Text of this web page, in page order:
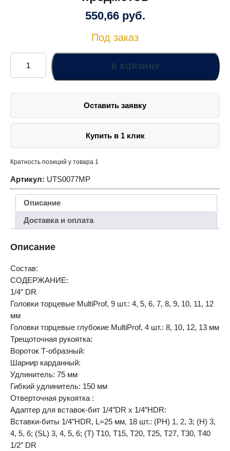
550,66 руб.
Под заказ
Количество
товара
UTS0077MP
Набор
универсальный
головками
предметов
В КОРЗИНУ
Оставить заявку
Купить в 1 клик
Кратность позиций у товара 1
Артикул: UTS0077MP
Описание
Доставка и оплата
Описание
Состав:
СОДЕРЖАНИЕ:
1/4″ DR
Головки торцевые MultiProf, 9 шт.: 4, 5, 6, 7, 8, 9, 10, 11, 12
мм
Головки торцевые глубокие MultiProf, 4 шт.: 8, 10, 12, 13 мм
Трещоточная рукоятка:
Вороток Т-образный:
Шарнир карданный:
Удлинитель: 75 мм
Гибкий удлинитель: 150 мм
Отверточная рукоятка :
Адаптер для вставок-бит 1/4″DR х 1/4″НDR:
Вставки-биты 1/4″НDR, L=25 мм, 18 шт.: (PH) 1, 2, 3; (H) 3,
4, 5, 6; (SL) 3, 4, 5, 6; (T) T10, T15, T20, T25, T27, T30, T40
1/2″ DR